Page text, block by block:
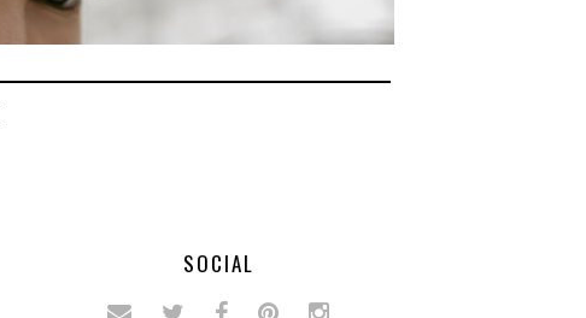
SOCIAL